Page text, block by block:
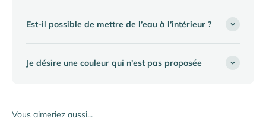
Est-il possible de mettre de l’eau à l’intérieur ?
Je désire une couleur qui n'est pas proposée